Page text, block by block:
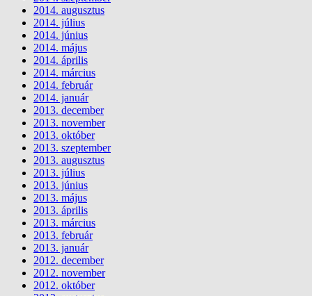
2014. augusztus
2014. július
2014. június
2014. május
2014. április
2014. március
2014. február
2014. január
2013. december
2013. november
2013. október
2013. szeptember
2013. augusztus
2013. július
2013. június
2013. május
2013. április
2013. március
2013. február
2013. január
2012. december
2012. november
2012. október